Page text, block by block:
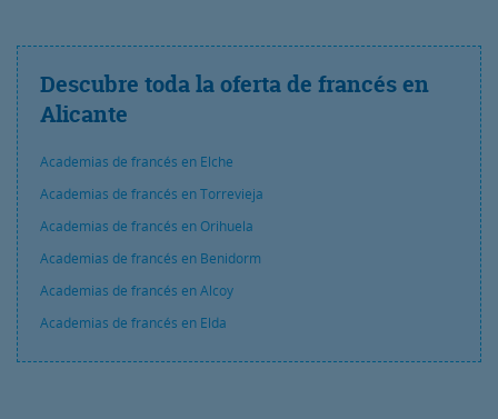
Descubre toda la oferta de francés en
Alicante
Academias de francés en Elche
Academias de francés en Torrevieja
Academias de francés en Orihuela
Academias de francés en Benidorm
Academias de francés en Alcoy
Academias de francés en Elda